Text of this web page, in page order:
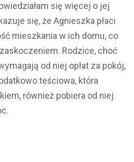
się więcej o jej
się, że Agnieszka płaci
mieszkania w ich domu, co
Rodzice, choć
od niej opłat za pokój,
teściowa, która
również pobiera od niej